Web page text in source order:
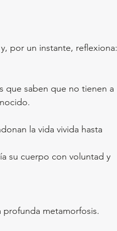
por un instante, reflexiona:
que saben que no tienen a
la vida vivida hasta
su cuerpo con voluntad y
metamorfosis.